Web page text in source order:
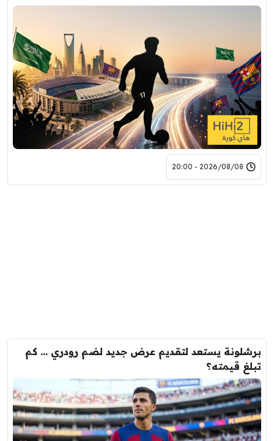
2026/08/08 - 20:00
برشلونة يستعد لتقديم عرض جديد لضم رودري … كم
تبلغ قيمته؟